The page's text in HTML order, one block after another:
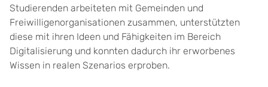
Studierenden arbeiteten mit Gemeinden und
Freiwilligenorganisationen zusammen, unterstützten
diese mit ihren Ideen und Fähigkeiten im Bereich
Digitalisierung und konnten dadurch ihr erworbenes
Wissen in realen Szenarios erproben.